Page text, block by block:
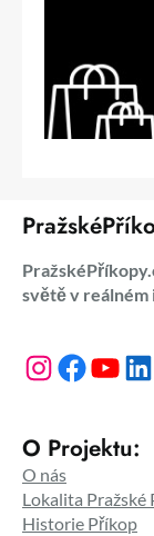
světě v
Instagram Facebook YouTube LinkedIn
O Projektu:
O nás
Lokalita Pražské
Historie Příkop